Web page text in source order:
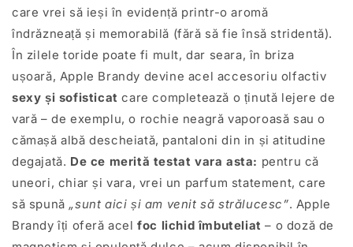
care vrei să ieși în evidență printr-o aromă
îndrăzneață și memorabilă (fără să fie însă stridentă).
În zilele toride poate fi mult, dar seara, în briza
ușoară, Apple Brandy devine acel accesoriu olfactiv
sexy și sofisticat care completează o ținută lejere de
vară – de exemplu, o rochie neagră vaporoasă sau o
cămașă albă descheiată, pantaloni din in și atitudine
degajată. De ce merită testat vara asta: pentru că
uneori, chiar și vara, vrei un parfum statement, care
să spună „sunt aici și am venit să strălucesc”. Apple
Brandy îți oferă acelfoc lichid îmbuteliat – o doză de